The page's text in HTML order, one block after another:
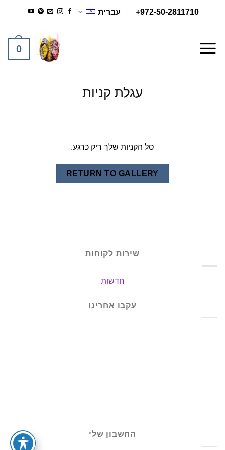
content
+972-50-2811710 עברית
0
עגלת קניות
סל הקניות שלך ריק כרגע.
RETURN TO GALLERY
שירות לקוחות
חדשות
עקבו אחרינו
החשבון שלי